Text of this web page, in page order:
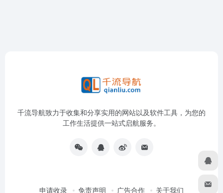
千流导航致力于收集和分享实用的网站以及软件工具，为您的
工作生活提供一站式启航服务。
申请收录 免责声明 广告合作 关于我们